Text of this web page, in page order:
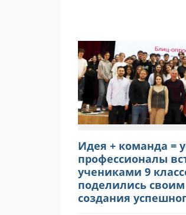
Идея + команда =
профессионалы
учениками 9
поделились
создания